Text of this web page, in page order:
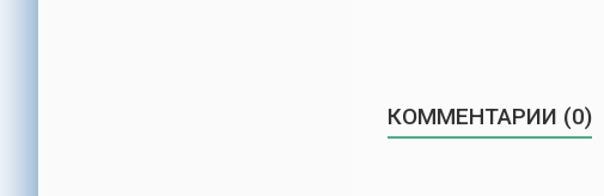
КОММЕНТАРИИ (0)